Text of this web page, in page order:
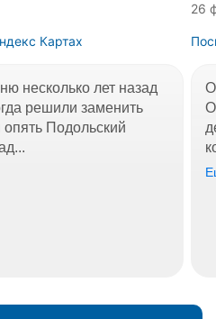
Картах
несколько лет назад
решили заменить
Подольский
26